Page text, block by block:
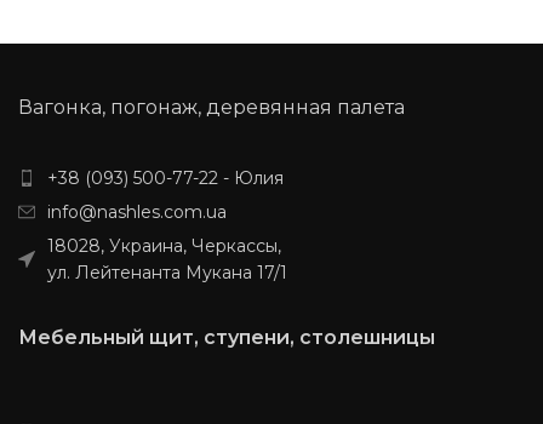
Производим изделия с липы и
менеджера.
Вагонка, погонаж, деревянная палета
+38 (093) 500-77-22 - Юлия
info@nashles.com.ua
18028, Украина, Черкассы,
ул. Лейтенанта Мукана 17/1
Мебельный щит, ступени, столешницы